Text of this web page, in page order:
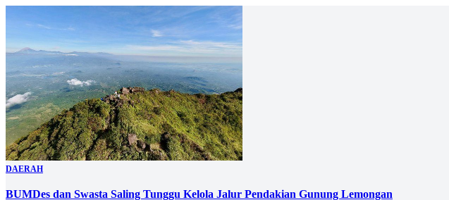
DAERAH
BUMDes dan Swasta Saling Tunggu Kelola Jalur Pendakian Gunung Lemongan